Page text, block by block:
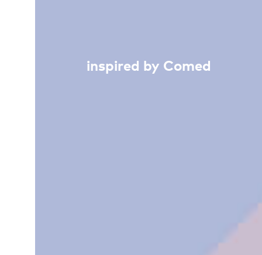
inspired by Comed